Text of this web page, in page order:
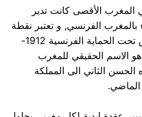
الأقصى كانت تدير
بالمغرب الفرنسي, و تعتبر نقطة
سوداء من تاريخ مملكة مراكش تحت الحماية الفرنسية 1912-
هو الاسم الحقيقي للمغرب
الثاني الى المملكة